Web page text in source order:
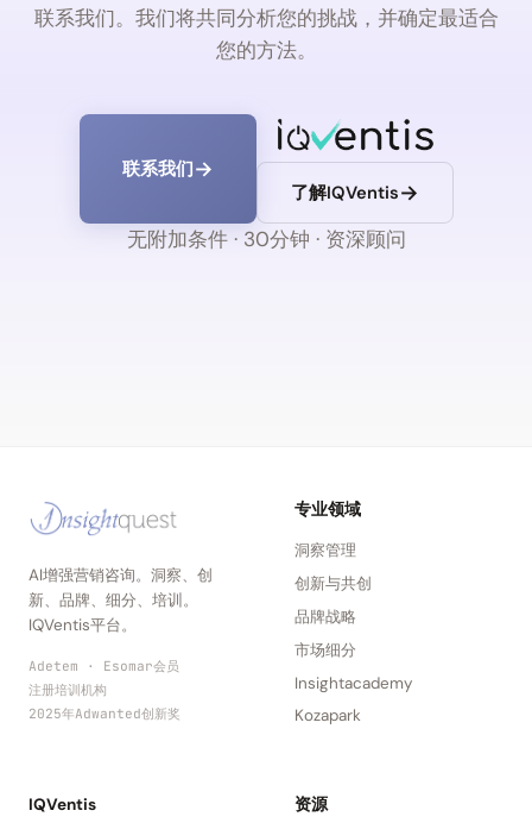
联系我们。我们将共同分析您的挑战，并确定最适合
您的方法。
联系我们
了解IQVentis
无附加条件 · 30分钟 · 资深顾问
AI增强营销咨询。洞察、创
新、品牌、细分、培训。
IQVentis平台。
Adetem · Esomar会员
注册培训机构
2025年Adwanted创新奖
专业领域
洞察管理
创新与共创
品牌战略
市场细分
Insightacademy
Kozapark
IQVentis 资源